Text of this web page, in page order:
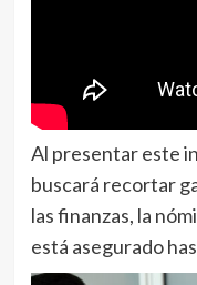
Al presentar este
buscará recortar
las finanzas, la
está asegurado